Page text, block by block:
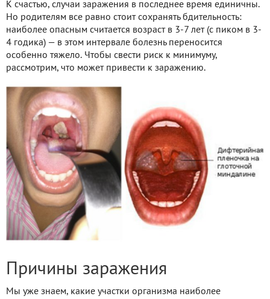
К счастью, случаи заражения в последнее время единичны.
Но родителям все равно стоит сохранять бдительность:
наиболее опасным считается возраст в 3-7 лет (с пиком в 3-
4 годика) — в этом интервале болезнь переносится
особенно тяжело. Чтобы свести риск к минимуму,
рассмотрим, что может привести к заражению.
Причины заражения
Мы уже знаем, какие участки организма наиболее